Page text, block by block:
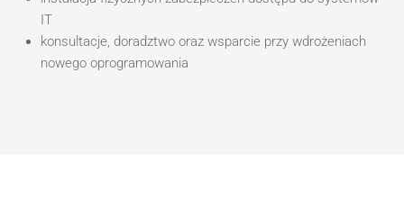
IT
konsultacje, doradztwo oraz wsparcie przy wdrożeniach
nowego oprogramowania